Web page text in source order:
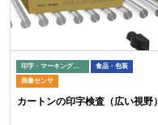
印字・マーキング検査
食品・包装
画像センサ
カートンの印字検査（広い視野）